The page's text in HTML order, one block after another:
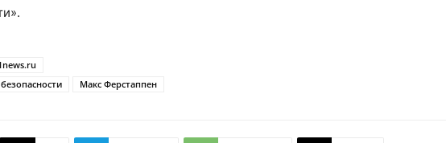
Макс Ферстаппен